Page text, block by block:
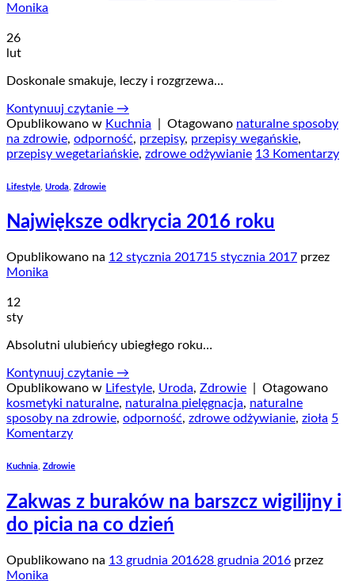
Monika
26
lut
Doskonale smakuje, leczy i rozgrzewa…
Kontynuuj czytanie →
Opublikowano w Kuchnia Otagowano naturalne sposoby
na zdrowie, odporność, przepisy, przepisy wegańskie,
przepisy wegetariańskie, zdrowe odżywianie 13 Komentarzy
Lifestyle Uroda Zdrowie
Największe odkrycia 2016 roku
Opublikowano na 12 stycznia 201715 stycznia 2017 przez
Monika
12
sty
Absolutni ulubieńcy ubiegłego roku…
Kontynuuj czytanie →
Opublikowano w Lifestyle, Uroda, Zdrowie
Otagowano
kosmetyki naturalne, naturalna pielęgnacja, naturalne
sposoby na zdrowie, odporność, zdrowe odżywianie, zioła 5
Komentarzy
Kuchnia, Zdrowie
Zakwas z buraków na barszcz wigilijny i
do picia na co dzień
Opublikowano na 13 grudnia 201628 grudnia 2016 przez
Monika